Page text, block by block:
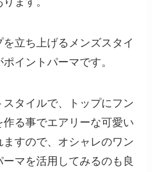
立ち上げるメンズスタイ
イントパーマです。
スタイルで、トップにフン
る事でエアリーな可愛い
すので、オシャレのワン
マを活用してみるのも良